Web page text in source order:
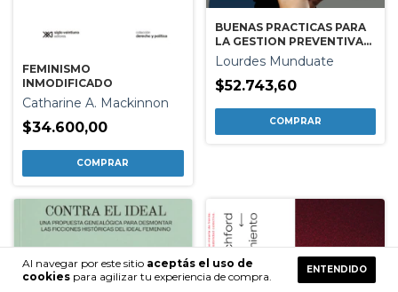
Al navegar por este sitio aceptás el uso de
cookies para agilizar tu experiencia de compra.
ENTENDIDO
FEMINISMO
INMODIFICADO
Catharine A. Mackinnon
$34.600,00
BUENAS PRACTICAS PARA
LA GESTION PREVENTIVA
DESDE LA PERSPECTIVA DE
GENERO
Lourdes Munduate
$52.743,60